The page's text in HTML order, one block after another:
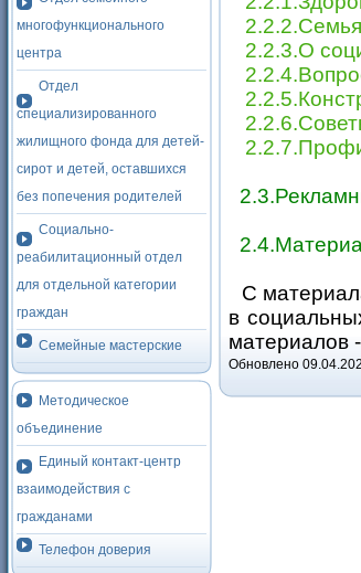
многофункционального
центра
Отдел
специализированного
жилищного фонда для детей-
сирот и детей, оставшихся
без попечения родителей
Социально-
реабилитационный отдел
для отдельной категории
граждан
Семейные мастерские
Методическое
объединение
Единый контакт-центр
взаимодействия с
гражданами
Телефон доверия
2.2.3.О
С
в
материалов
Обновлено